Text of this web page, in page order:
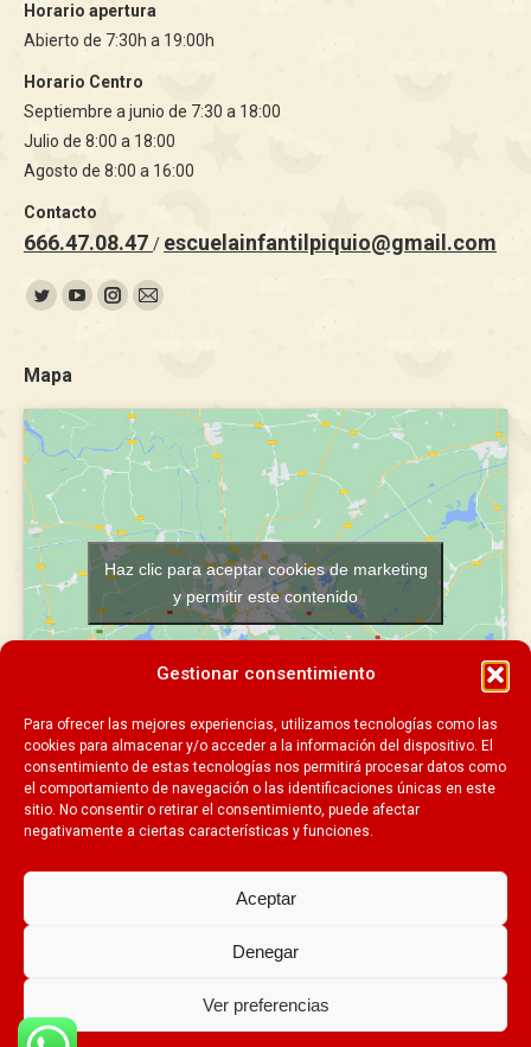
Gestionar consentimiento
Para ofrecer las mejores experiencias, utilizamos tecnologías como las
cookies para almacenar y/o acceder a la información del dispositivo. El
consentimiento de estas tecnologías nos permitirá procesar datos como
el comportamiento de navegación o las identificaciones únicas en este
sitio. No consentir o retirar el consentimiento, puede afectar
negativamente a ciertas características y funciones.
Aceptar
Denegar
Ver preferencias
Horario apertura
Abierto de 7:30h a 19:00h
Horario Centro
Septiembre a junio de 7:30 a 18:00
Julio de 8:00 a 18:00
Agosto de 8:00 a 16:00
Contacto
666.47.08.47 / escuelainfantilpiquio@gmail.com
Encuéntranos en:
Twitter
opens
new
window
YouTube
new
window
Instagram
new
window
Mail
new
window
Mapa
Haz clic para aceptar cookies de marketing
y permitir este contenido
Escuela Infantil Piquio Pozuelo©2018 / Tel. 666.47.08.47 /